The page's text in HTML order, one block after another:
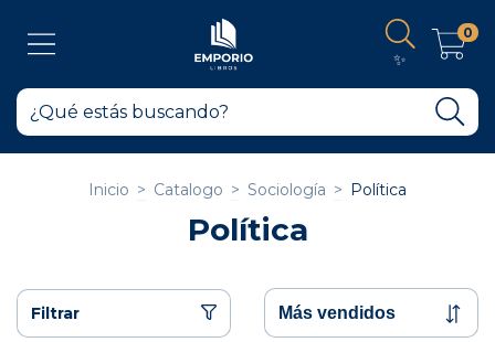
✨
0
Inicio > Catalogo > Sociología > Política
Política
Filtrar